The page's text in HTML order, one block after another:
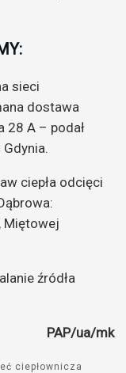
sieci
dostawa
28 A – podał
ciepła odcięci
Miętowej
źródła
PAP/ua/mk
ciepłownicza